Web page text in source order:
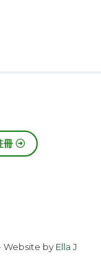
冊
· Website by Ella J